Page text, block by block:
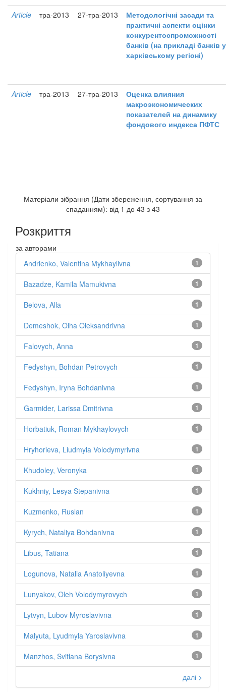
Article тра-2013 27-тра-2013
Методологічні засади та
практичні аспекти оцінки
конкурентоспроможності
банків (на прикладі банків у
харківському регіоні)
Article тра-2013 27-тра-2013
Оценка влияния
макроэкономических
показателей на динамику
фондового индекса ПФТС
Матеріали зібрання (Дати збереження, сортування за
спаданням): від 1 до 43 з 43
Розкриття
за авторами
1
Andrienko, Valentina Mykhaylivna
1
Bazadze, Kamila Mamukivna
1
Belova, Alla
1
Demeshok, Olha Oleksandrivna
1
Falovych, Anna
1
Fedyshyn, Bohdan Petrovych
1
Fedyshyn, Iryna Bohdanivna
1
Garmider, Larissa Dmitrіvna
1
Horbatiuk, Roman Mykhaylovych
1
Hryhorieva, Liudmyla Volodymyrivna
1
Khudoley, Veronyka
1
Kukhniy, Lesya Stepanivna
1
Kuzmenko, Ruslan
1
Kyrych, Nataliya Bohdanivna
1
Libus, Tatiana
1
Logunova, Natalia Anatoliyevna
1
Lunyakov, Oleh Volodymyrovych
1
Lytvyn, Lubov Myroslavivna
1
Malyuta, Lyudmyla Yaroslavivna
1
Manzhos, Svitlana Borysivna
далі >